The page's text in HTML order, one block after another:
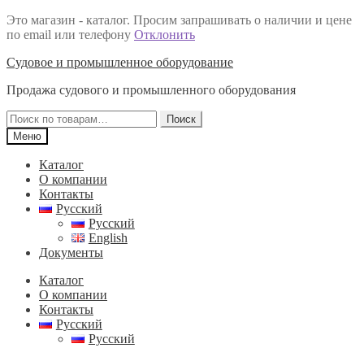
Это магазин - каталог. Просим запрашивать о наличии и цене
по email или телефону Отклонить
Перейти
навигации
Перейти
содержимому
Судовое и промышленное оборудование
Продажа судового и промышленного оборудования
Искать:
Поиск
Меню
Каталог
О компании
Контакты
Русский
Русский
English
Документы
Каталог
О компании
Контакты
Русский
Русский